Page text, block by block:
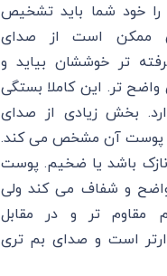
خود شما باید تشخیص
ممکن است از صدای
تر خوششان بیاید و
واضح تر. این کاملا بستگی
بخش زیادی از صدای
پوست آن مشخص می کند.
باشد یا ضخیم. پوست
واضح و شفاف می کند ولی
تر و در مقابل
است و صدای بم تری